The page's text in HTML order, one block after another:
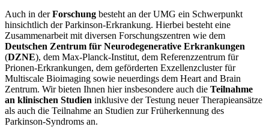
Auch in derForschung besteht an der UMG ein Schwerpunkt
hinsichtlich der Parkinson-Erkrankung. Hierbei besteht eine
Zusammenarbeit mit diversen Forschungszentren wie dem
Deutschen Zentrum für Neurodegenerative Erkrankungen
(DZNE), dem Max-Planck-Institut, dem Referenzzentrum für
Prionen-Erkrankungen, dem geförderten Exzellenzcluster für
Multiscale Bioimaging sowie neuerdings dem Heart and Brain
Zentrum. Wir bieten Ihnen hier insbesondere auch die Teilnahme
an klinischen Studien inklusive der Testung neuer Therapieansätze
als auch die Teilnahme an Studien zur Früherkennung des
Parkinson-Syndroms an.